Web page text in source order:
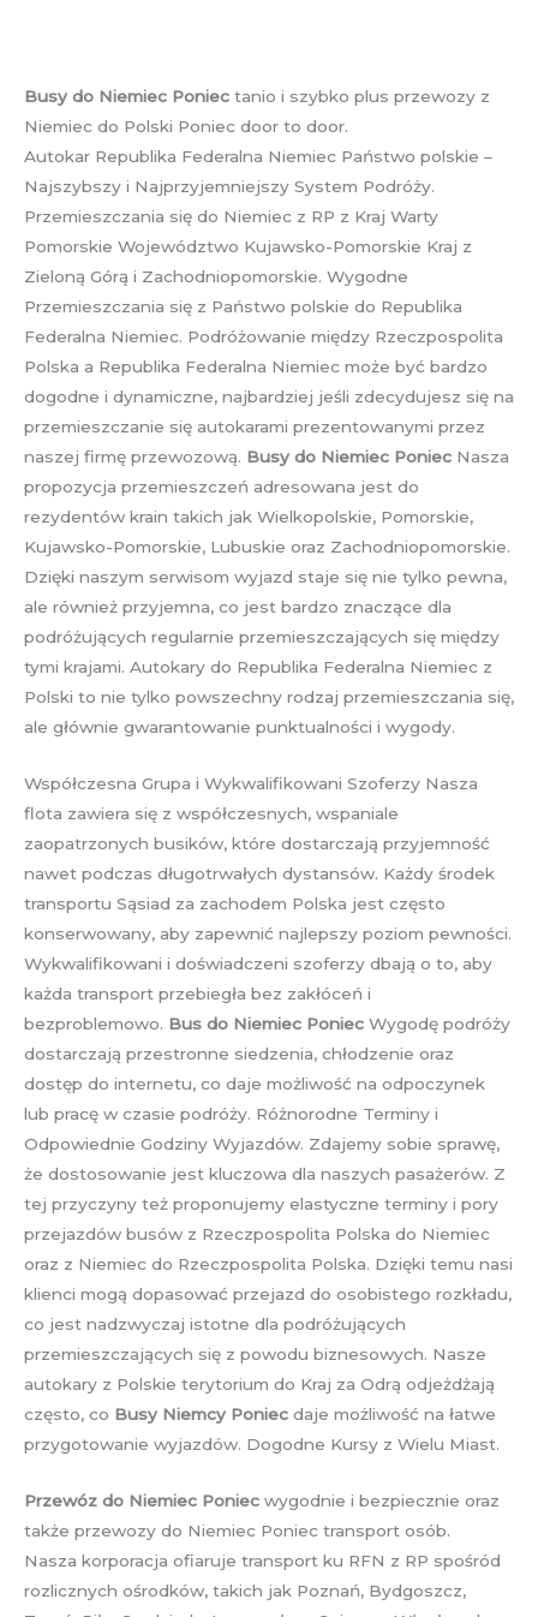
Busy do Niemiec Poniec tanio i szybko plus przewozy z
Niemiec do Polski Poniec door to door.
Autokar Republika Federalna Niemiec Państwo polskie –
Najszybszy i Najprzyjemniejszy System Podróży.
Przemieszczania się do Niemiec z RP z Kraj Warty
Pomorskie Województwo Kujawsko-Pomorskie Kraj z
Zieloną Górą i Zachodniopomorskie. Wygodne
Przemieszczania się z Państwo polskie do Republika
Federalna Niemiec. Podróżowanie między Rzeczpospolita
Polska a Republika Federalna Niemiec może być bardzo
dogodne i dynamiczne, najbardziej jeśli zdecydujesz się na
przemieszczanie się autokarami prezentowanymi przez
naszej firmę przewozową. Busy do Niemiec Poniec Nasza
propozycja przemieszczeń adresowana jest do
rezydentów krain takich jak Wielkopolskie, Pomorskie,
Kujawsko-Pomorskie, Lubuskie oraz Zachodniopomorskie.
Dzięki naszym serwisom wyjazd staje się nie tylko pewna,
ale również przyjemna, co jest bardzo znaczące dla
podróżujących regularnie przemieszczających się między
tymi krajami. Autokary do Republika Federalna Niemiec z
Polski to nie tylko powszechny rodzaj przemieszczania się,
ale głównie gwarantowanie punktualności i wygody.
Współczesna Grupa i Wykwalifikowani Szoferzy Nasza
flota zawiera się z współczesnych, wspaniale
zaopatrzonych busików, które dostarczają przyjemność
nawet podczas długotrwałych dystansów. Każdy środek
transportu Sąsiad za zachodem Polska jest często
konserwowany, aby zapewnić najlepszy poziom pewności.
Wykwalifikowani i doświadczeni szoferzy dbają o to, aby
każda transport przebiegła bez zakłóceń i
bezproblemowo. Bus do Niemiec Poniec Wygodę podróży
dostarczają przestronne siedzenia, chłodzenie oraz
dostęp do internetu, co daje możliwość na odpoczynek
lub pracę w czasie podróży. Różnorodne Terminy i
Odpowiednie Godziny Wyjazdów. Zdajemy sobie sprawę,
że dostosowanie jest kluczowa dla naszych pasażerów. Z
tej przyczyny też proponujemy elastyczne terminy i pory
przejazdów busów z Rzeczpospolita Polska do Niemiec
oraz z Niemiec do Rzeczpospolita Polska. Dzięki temu nasi
klienci mogą dopasować przejazd do osobistego rozkładu,
co jest nadzwyczaj istotne dla podróżujących
przemieszczających się z powodu biznesowych. Nasze
autokary z Polskie terytorium do Kraj za Odrą odjeżdżają
często, co Busy Niemcy Poniec daje możliwość na łatwe
przygotowanie wyjazdów. Dogodne Kursy z Wielu Miast.
Przewóz do Niemiec Poniec wygodnie i bezpiecznie oraz
także przewozy do Niemiec Poniec transport osób.
Nasza korporacja ofiaruje transport ku RFN z RP spośród
rozlicznych ośrodków, takich jak Poznań, Bydgoszcz,